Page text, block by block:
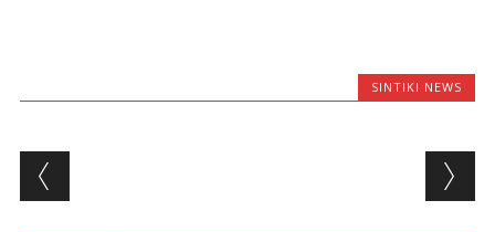
SINTIKI NEWS
Post navigation